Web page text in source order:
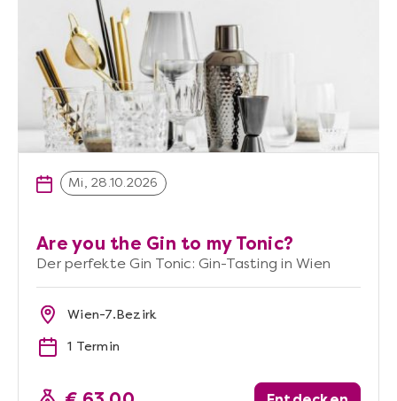
Mi, 28.10.2026
Are you the Gin to my Tonic?
Der perfekte Gin Tonic: Gin-Tasting in Wien
Wien-7.Bezirk
1 Termin